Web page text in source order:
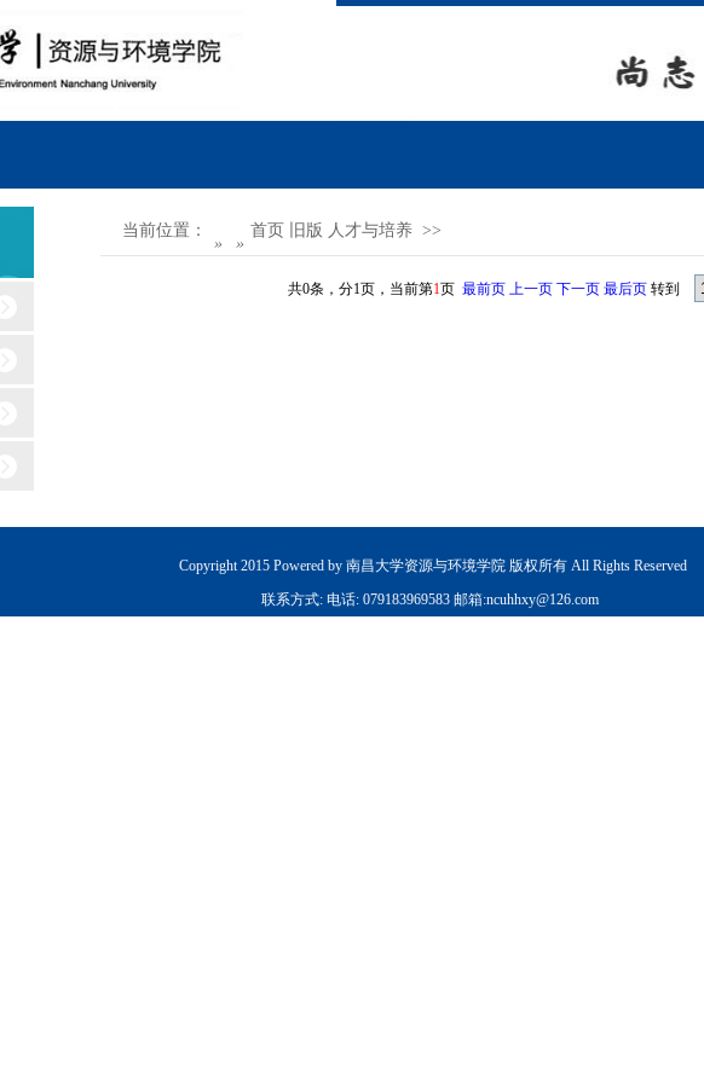
当前位置： 首页
»
旧版
»
人才与培养 >>
共0条，分1页，当前第1页 最前页 上一页 下一页 最后页转到
Copyright 2015 Powered by 南昌大学资源与环境学院 版权所有 All Rights Reserved
联系方式: 电话: 079183969583 邮箱:ncuhhxy@126.com